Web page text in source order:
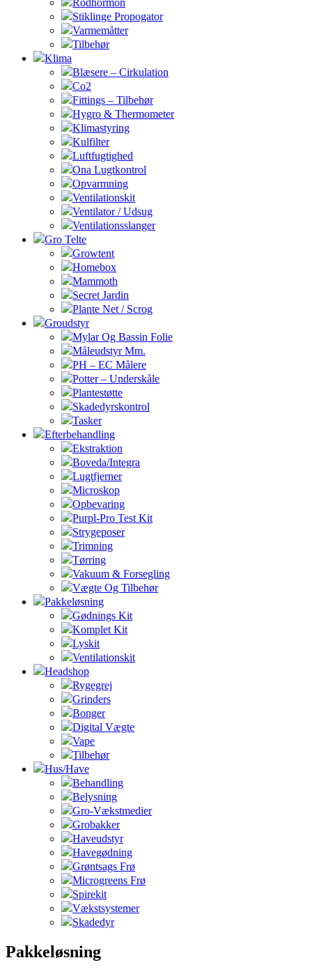
Rodhormon
Stiklinge Propogator
Varmemåtter
Tilbehør
Klima
Blæsere – Cirkulation
Co2
Fittings – Tilbehør
Hygro & Thermometer
Klimastyring
Kulfilter
Luftfugtighed
Ona Lugtkontrol
Opvarmning
Ventilationskit
Ventilator / Udsug
Ventilationsslanger
Gro Telte
Growtent
Homebox
Mammoth
Secret Jardin
Plante Net / Scrog
Groudstyr
Mylar Og Bassin Folie
Måleudstyr Mm.
PH – EC Målere
Potter – Underskåle
Plantestøtte
Skadedyrskontrol
Tasker
Efterbehandling
Ekstraktion
Boveda/Integra
Lugtfjerner
Microskop
Opbevaring
Purpl-Pro Test Kit
Strygeposer
Trimning
Tørring
Vakuum & Forsegling
Vægte Og Tilbehør
Pakkeløsning
Gødnings Kit
Komplet Kit
Lyskit
Ventilationskit
Headshop
Rygegrej
Grinders
Bonger
Digital Vægte
Vape
Tilbehør
Hus/Have
Behandling
Belysning
Gro-Vækstmedier
Grobakker
Haveudstyr
Havegødning
Grøntsags Frø
Microgreens Frø
Spirekit
Vækstsystemer
Skadedyr
Pakkeløsning